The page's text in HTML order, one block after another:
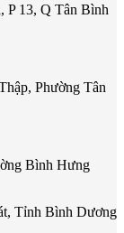
P 13, Q Tân Bình
Phường Tân
Bình Hưng
Tỉnh Bình Dương